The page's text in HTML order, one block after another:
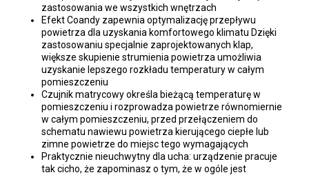
zastosowania we wszystkich wnętrzach
Efekt Coandy zapewnia optymalizację przepływu
powietrza dla uzyskania komfortowego klimatu Dzięki
zastosowaniu specjalnie zaprojektowanych klap,
większe skupienie strumienia powietrza umożliwia
uzyskanie lepszego rozkładu temperatury w całym
pomieszczeniu
Czujnik matrycowy określa bieżącą temperaturę w
pomieszczeniu i rozprowadza powietrze równomiernie
w całym pomieszczeniu, przed przełączeniem do
schematu nawiewu powietrza kierującego ciepłe lub
zimne powietrze do miejsc tego wymagających
Praktycznie nieuchwytny dla ucha: urządzenie pracuje
tak cicho, że zapominasz o tym, że w ogóle jest